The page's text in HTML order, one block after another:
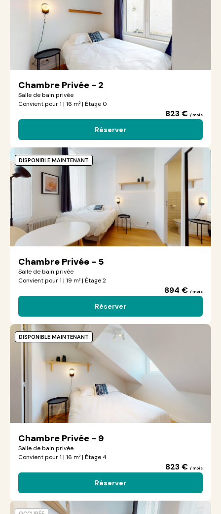
Chambre Privée - 2
Salle de bain privée
Convient pour 1 | 16 m² | Étage 0
823 € / mois
Réserver
Chambre Privée - 5
Salle de bain privée
Convient pour 1 | 19 m² | Étage 2
894 € / mois
Réserver
DISPONIBLE MAINTENANT
Chambre Privée - 9
Salle de bain privée
Convient pour 1 | 16 m² | Étage 4
823 € / mois
Réserver
DISPONIBLE MAINTENANT